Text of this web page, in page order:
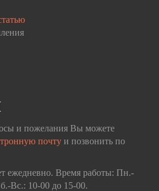
и пожелания Вы можете
почту и позвонить по
ежедневно. Время работы: Пн.-
Вс.: 10-00 до 15-00.